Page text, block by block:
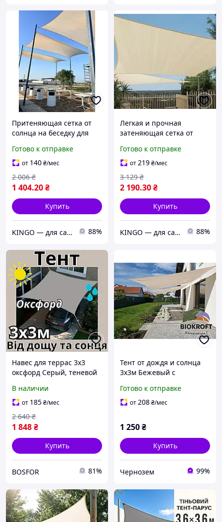
Притеняющая сетка от
солнца на беседку для
туристический 2х3 м тент
плотностью 140 г/м2
Готово к отправке
от 140₴/мес
1 404.20₴
2 006 ₴
Купить
KINGO — для сада, отдыха и комфорта в каждом сезоне! 88%
Легкая и прочная
затеняющая сетка от
пикника навес
туристический 3х4 м тент
140 г/м2
Готово к отправке
от219₴/мес
2 190.30₴
3 129 ₴
Купить
KINGO — для сада, отдыха и комфорта в каждом сезоне! 88%
Навес для террас 3x3
оксфорд Серый, теневой
теневой, тент на беседку,
тент треугольный
В наличии
от 185₴/мес
1 848₴
2 640 ₴
Купить
BOSFOR 81%
Тент от дождя и солнца
3х3м Бежевый с
беседку, навес
Готово к отправке
от208₴/мес
1 250₴
Купить
Чернозем 99%